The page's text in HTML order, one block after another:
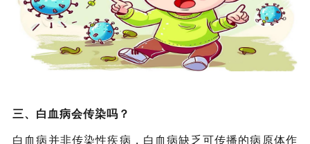
三、白血病会传染吗？
白血病并非传染性疾病，白血病缺乏可传播的病原体作